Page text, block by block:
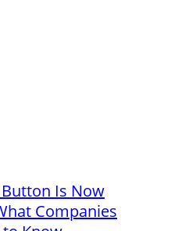
Is Now
Companies